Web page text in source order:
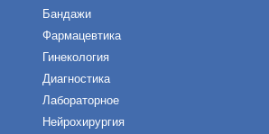
Бандажи
Фармацевтика
Гинекология
Диагностика
Лабораторное
Нейрохирургия